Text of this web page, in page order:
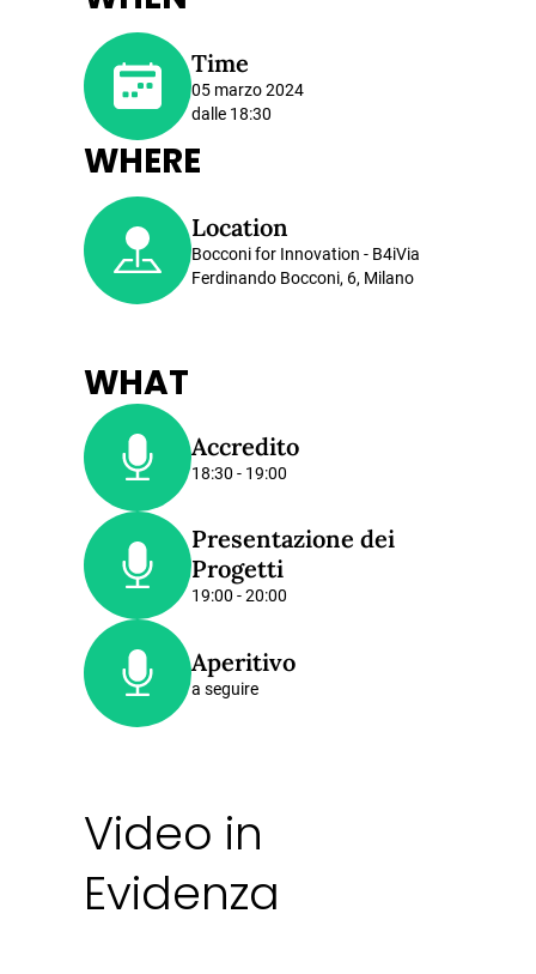
Time
05 marzo 2024
dalle 18:30
WHERE
Location
Bocconi for Innovation - B4iVia
Ferdinando Bocconi, 6, Milano
WHAT
Accredito
18:30 - 19:00
Presentazione dei
Progetti
19:00 - 20:00
Aperitivo
a seguire
Video in
Evidenza